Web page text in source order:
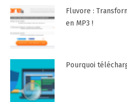
Fluvore :
en MP3 !
Pourquoi